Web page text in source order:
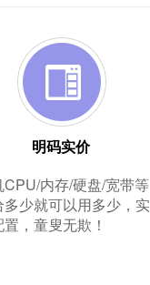
明码实价
CPU/内存/硬盘/宽带等
多少就可以用多少，实
，童叟无欺！